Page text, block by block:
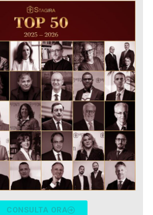
CONSULTA ORA